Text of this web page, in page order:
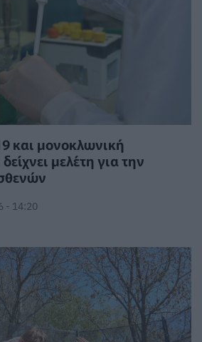
και μονοκλωνική
μελέτη για την
- 14:20